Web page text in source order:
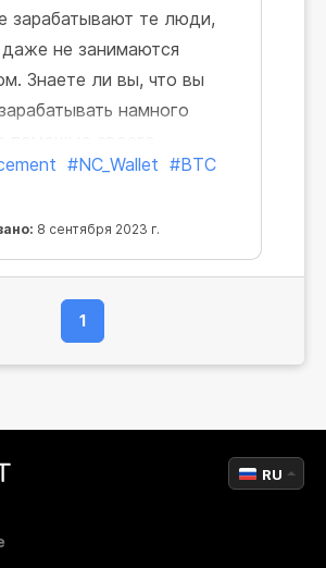
зарабатывают те люди,
не занимаются
Знаете ли вы, что вы
намного
помощью своего
И для этого не
ни майнинг, ни
со своими
#NC_Wallet #BTC
8 сентября 2023 г.
1
RU